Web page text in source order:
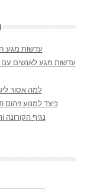
עדשות מגע
עדשות מגע לאנשים
למה אסור
כיצד למנוע
נגיף